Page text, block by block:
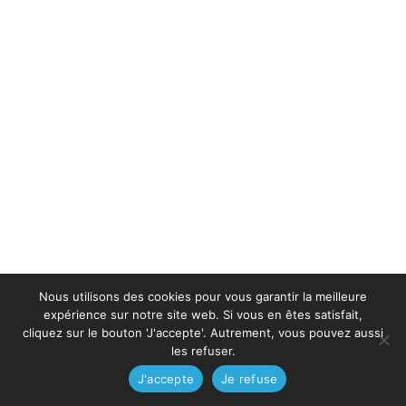
Nous utilisons des cookies pour vous garantir la meilleure
expérience sur notre site web. Si vous en êtes satisfait,
cliquez sur le bouton 'J'accepte'. Autrement, vous pouvez aussi
les refuser.
J'accepte
Je refuse